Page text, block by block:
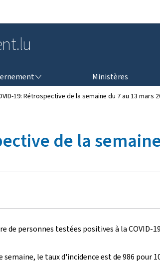
Ministères
19: Rétrospective de la semaine du 7 au 13 mars
de la
de personnes testées positives à la COVID-
le taux d'incidence est de 986 pour